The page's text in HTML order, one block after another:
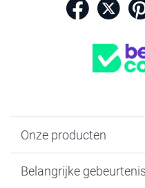
Onze producten
Fotogeschenken
Belangrijke